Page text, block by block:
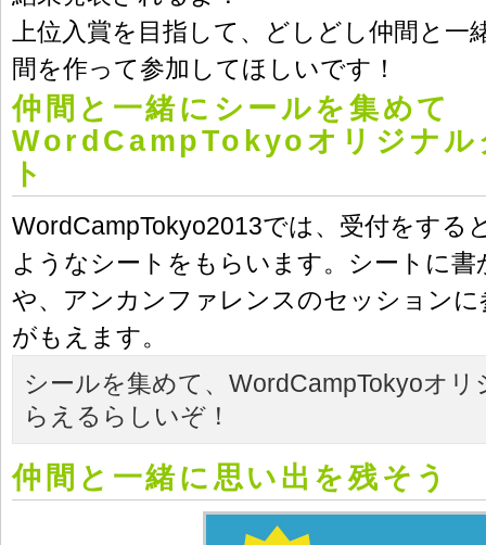
上位入賞を目指して、どしどし仲間と一
間を作って参加してほしいです！
仲間と一緒にシールを集めて
WordCampTokyoオリジナル
ト
WordCampTokyo2013では、受付をする
ようなシートをもらいます。シートに
や、アンカンファレンスのセッション
がもえます。
シールを集めて、WordCampTokyoオ
らえるらしいぞ！
仲間と一緒に思い出を残そう